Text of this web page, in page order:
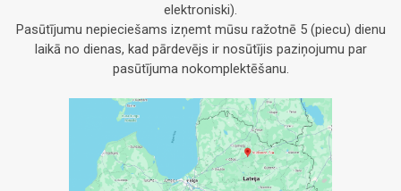
elektroniski).
Pasūtījumu nepieciešams izņemt mūsu ražotnē 5 (piecu) dienu
laikā no dienas, kad pārdevējs ir nosūtījis paziņojumu par
pasūtījuma nokomplektēšanu.